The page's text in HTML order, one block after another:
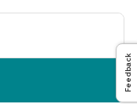
Feedback